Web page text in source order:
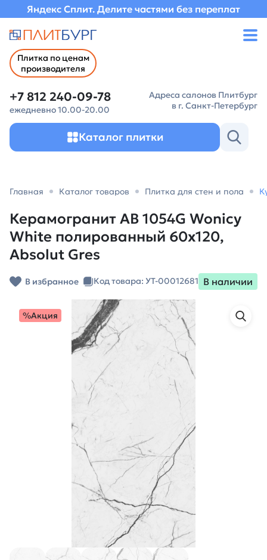
Яндекс Сплит. Делите частями без переплат
Плитка по ценам
производителя
+7 812 240-09-78
ежедневно 10.00-20.00
Адреса салонов Плитбург
в г. Санкт-Петербург
Каталог плитки
Главная Каталог товаров Плитка для стен и пола
Керамогранит AB 1054G Wonicy
White полированный 60х120,
Absolut Gres
В избранное Код товара: УТ-00012681 В наличии
%Акция